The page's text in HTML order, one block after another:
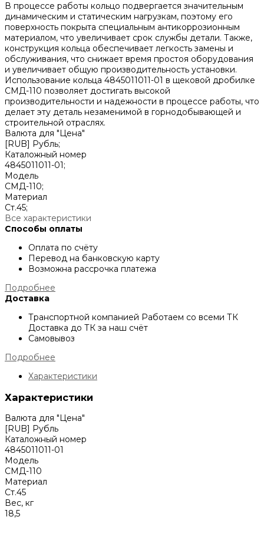
В процессе работы кольцо подвергается значительным
динамическим и статическим нагрузкам, поэтому его
поверхность покрыта специальным антикоррозионным
материалом, что увеличивает срок службы детали. Также,
конструкция кольца обеспечивает легкость замены и
обслуживания, что снижает время простоя оборудования
и увеличивает общую производительность установки.
Использование кольца 4845011011-01 в щековой дробилке
СМД-110 позволяет достигать высокой
производительности и надежности в процессе работы, что
делает эту деталь незаменимой в горнодобывающей и
строительной отраслях.
Валюта для "Цена"
[RUB] Рубль;
Каталожный номер
4845011011-01;
Модель
СМД-110;
Материал
Ст.45;
Все характеристики
Способы оплаты
Оплата по счёту
Перевод на банковскую карту
Возможна рассрочка платежа
Подробнее
Доставка
Транспортной компанией Работаем со всеми ТК
Доставка до ТК за наш счёт
Самовывоз
Подробнее
Характеристики
Характеристики
Валюта для "Цена"
[RUB] Рубль
Каталожный номер
4845011011-01
Модель
СМД-110
Материал
Ст.45
Вес, кг
18,5